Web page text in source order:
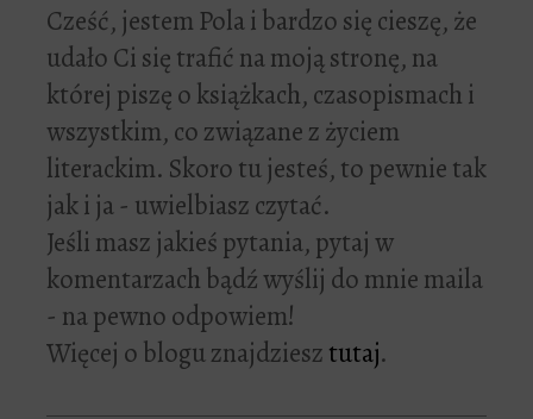
Cześć, jestem Pola i bardzo się cieszę, że
udało Ci się trafić na moją stronę, na
której piszę o książkach, czasopismach i
wszystkim, co związane z życiem
literackim. Skoro tu jesteś, to pewnie tak
jak i ja - uwielbiasz czytać.
Jeśli masz jakieś pytania, pytaj w
komentarzach bądź wyślij do mnie maila
- na pewno odpowiem!
Więcej o blogu znajdziesztutaj.